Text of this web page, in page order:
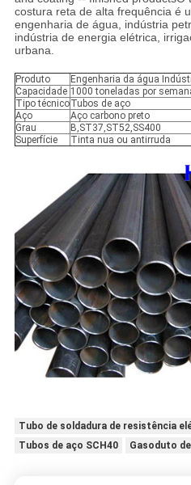
costura reta de alta frequência é
engenharia de água, indústria
indústria de energia elétrica,
urbana.
Produto
Engenharia da água
Capacidade 1000 toneladas por
Tipo técnicoTubos de aço
Aço
Aço carbono preto
Grau
B,ST37,ST52,SS400
Superfície
Tinta nua ou antirruda
Tubo de soldadura de resistência
Tubos de aço SCH40
Gasoduto